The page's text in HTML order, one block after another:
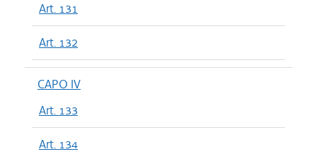
Art. 131
Art. 132
CAPO IV
Art. 133
Art. 134